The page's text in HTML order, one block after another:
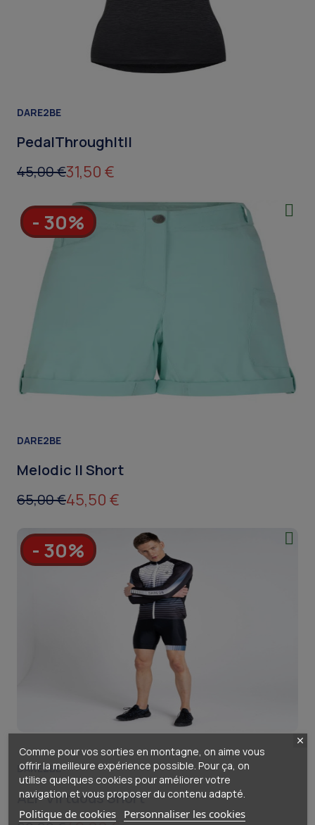
DARE2BE
PedalThroughltII
45,00 €31,50 €
- 30%
DARE2BE
Melodic II Short
65,00 €45,50 €
- 30%
DARE2BE
AEP Virtuous Short
Comme pour vos sorties en montagne, on aime vous
offrir la meilleure expérience possible. Pour ça, on
utilise quelques cookies pour améliorer votre
navigation et vous proposer du contenu adapté.
Politique de cookies Personnaliser les cookies